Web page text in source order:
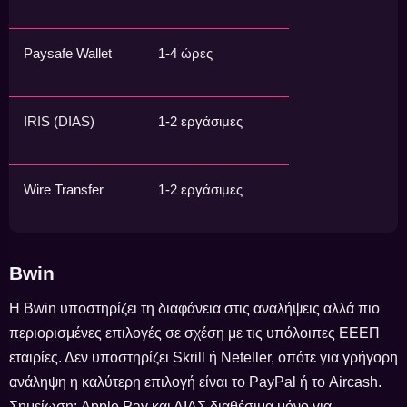
Paysafe Wallet 1-4 ώρες
IRIS (DIAS) 1-2 εργάσιμες
Wire Transfer 1-2 εργάσιμες
Bwin
Η Bwin υποστηρίζει τη διαφάνεια στις αναλήψεις αλλά πιο
περιορισμένες επιλογές σε σχέση με τις υπόλοιπες ΕΕΕΠ
εταιρίες. Δεν υποστηρίζει Skrill ή Neteller, οπότε για γρήγορη
ανάληψη η καλύτερη επιλογή είναι το PayPal ή το Aircash.